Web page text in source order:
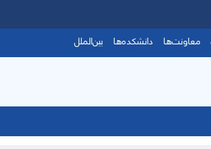
معاونت‌ها دانشکده‌ها بین‌الملل